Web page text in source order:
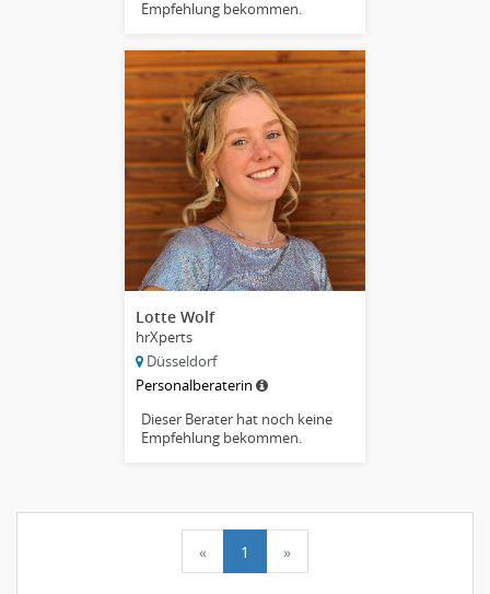
Empfehlung bekommen.
Lotte Wolf
hrXperts
Düsseldorf
Personalberaterin
Dieser Berater hat noch keine
Empfehlung bekommen.
« 1 »